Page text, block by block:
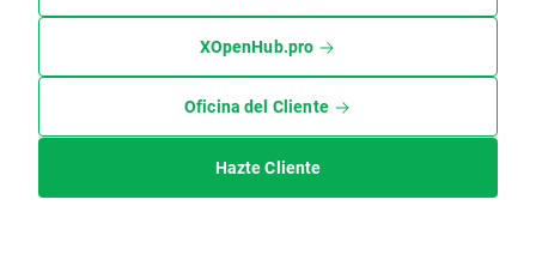
XOpenHub.pro
Oficina del Cliente
Hazte Cliente